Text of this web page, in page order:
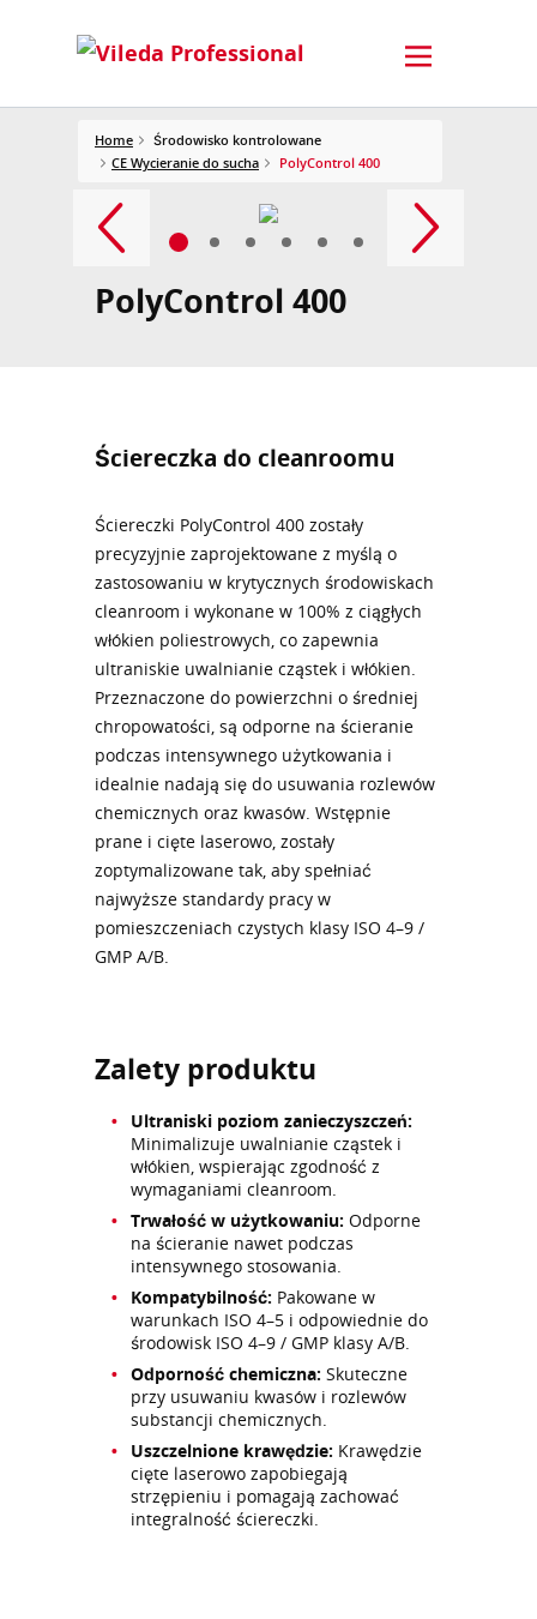
Home
Środowisko kontrolowane
CE Wycieranie do sucha
PolyControl 400
PolyControl 400
Ściereczka do cleanroomu
Ściereczki PolyControl 400 zostały
precyzyjnie zaprojektowane z myślą o
zastosowaniu w krytycznych środowiskach
cleanroom i wykonane w 100% z ciągłych
włókien poliestrowych, co zapewnia
ultraniskie uwalnianie cząstek i włókien.
Przeznaczone do powierzchni o średniej
chropowatości, są odporne na ścieranie
podczas intensywnego użytkowania i
idealnie nadają się do usuwania rozlewów
chemicznych oraz kwasów. Wstępnie
prane i cięte laserowo, zostały
zoptymalizowane tak, aby spełniać
najwyższe standardy pracy w
pomieszczeniach czystych klasy ISO 4–9 /
GMP A/B.
Zalety produktu
Ultraniski poziom zanieczyszczeń:
Minimalizuje uwalnianie cząstek i
włókien, wspierając zgodność z
wymaganiami cleanroom.
Trwałość w użytkowaniu: Odporne
na ścieranie nawet podczas
intensywnego stosowania.
Kompatybilność: Pakowane w
warunkach ISO 4–5 i odpowiednie do
środowisk ISO 4–9 / GMP klasy A/B.
Odporność chemiczna: Skuteczne
przy usuwaniu kwasów i rozlewów
substancji chemicznych.
Uszczelnione krawędzie: Krawędzie
cięte laserowo zapobiegają
strzępieniu i pomagają zachować
integralność ściereczki.